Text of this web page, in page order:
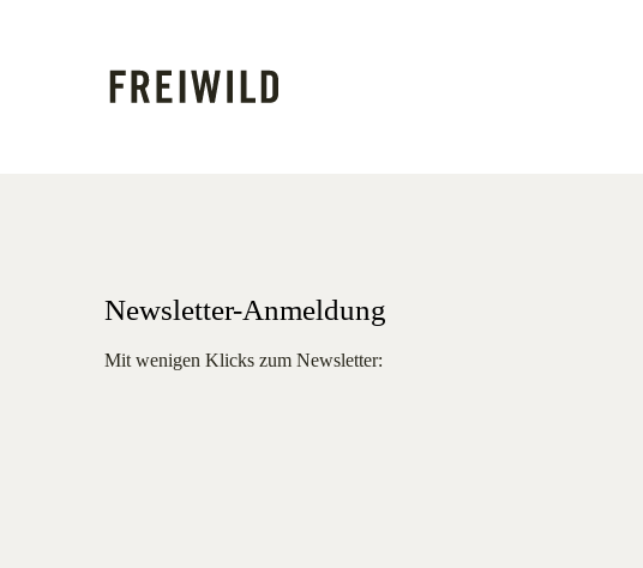
Newsletter-Anmeldung
Mit wenigen Klicks zum Newsletter: